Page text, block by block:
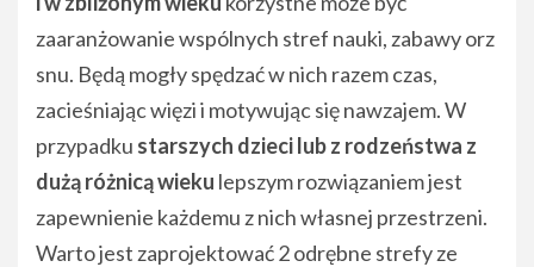
zaaranżowanie wspólnych stref nauki, zabawy orz
snu. Będą mogły spędzać w nich razem czas,
zacieśniając więzi i motywując się nawzajem. W
przypadku starszych dzieci lub z rodzeństwa z
dużą różnicą wieku lepszym rozwiązaniem jest
zapewnienie każdemu z nich własnej przestrzeni.
Warto jest zaprojektować 2 odrębne strefy ze